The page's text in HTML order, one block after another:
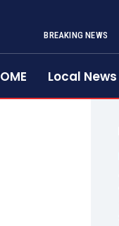
BREAKING NEWS
Local News